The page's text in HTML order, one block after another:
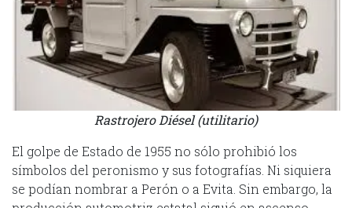
Rastrojero Diésel (utilitario)
El golpe de Estado de 1955 no sólo prohibió los
símbolos del peronismo y sus fotografías. Ni siquiera
se podían nombrar a Perón o a Evita. Sin embargo, la